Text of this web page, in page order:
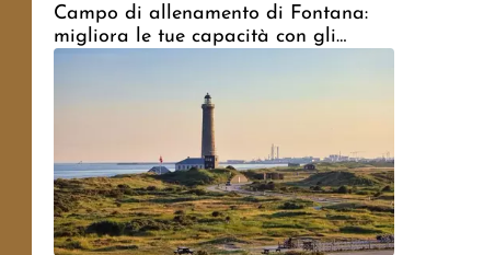
Campo di allenamento di Fontana:
migliora le tue capacità con gli